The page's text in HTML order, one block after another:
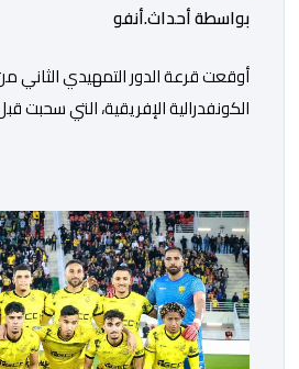
بواسطة أحداث.أنفو
أوقعت قرعة الدور التمهيدي
الكونفدرالية الإفريقية، التي سحبت
ووسط القارة. ​وسيكون نادي الرجاء
مواجهة المتأهل من المباراة التي
واريورز النيجيري ونادي أوديب ممثل